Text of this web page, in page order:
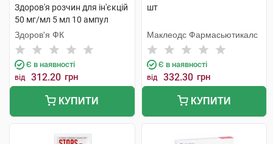
Здоров'я розчин для ін'єкцій
50 мг/мл 5 мл 10 ампул
Здоров'я ФК
Є в наявності
від 312.20 грн
КУПИТИ
шт
Маклеодс Фармасьютикалс
Є в наявності
від 332.30 грн
КУПИТИ